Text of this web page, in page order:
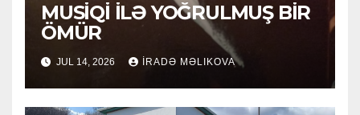
MUSİQİ İLƏ YOĞRULMUŞ BİR
ÖMÜR
JUL 14, 2026 İRADƏ MƏLIKOVA